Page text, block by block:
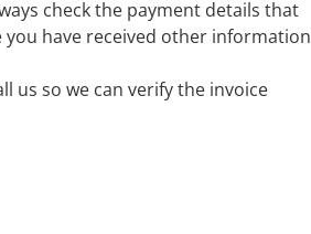
check the payment details that
have received other information
us so we can verify the invoice